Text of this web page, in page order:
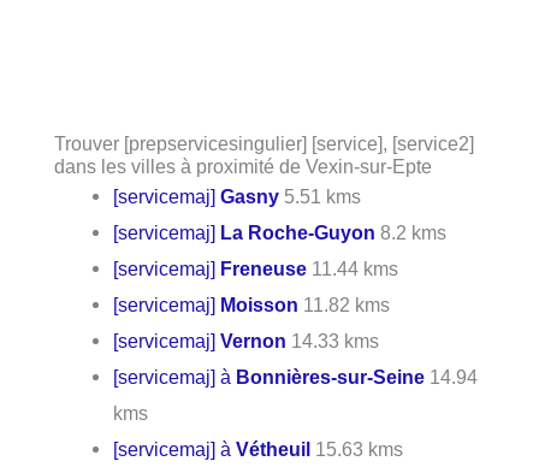
Trouver [prepservicesingulier] [service], [service2]
dans les villes à proximité de Vexin-sur-Epte
[servicemaj]Gasny 5.51 kms
[servicemaj] La Roche-Guyon 8.2 kms
[servicemaj] Freneuse 11.44 kms
[servicemaj] Moisson 11.82 kms
[servicemaj]Vernon 14.33 kms
[servicemaj] à Bonnières-sur-Seine 14.94
kms
[servicemaj] àVétheuil 15.63 kms